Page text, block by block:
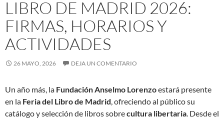
LIBRO DE MADRID 2026:
FIRMAS, HORARIOS Y
ACTIVIDADES
26 MAYO, 2026 DEJA UN COMENTARIO
Un año más, la Fundación Anselmo Lorenzoestará presente
en la Feria del Libro de Madrid, ofreciendo al público su
catálogo y selección de libros sobrecultura libertaria. Desde el